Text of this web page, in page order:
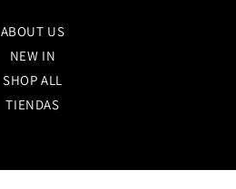
ABOUT US
NEW IN
SHOP ALL
TIENDAS